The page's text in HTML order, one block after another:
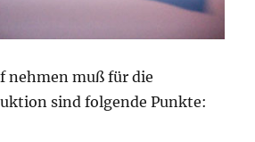
nehmen muß für die
sind folgende Punkte: